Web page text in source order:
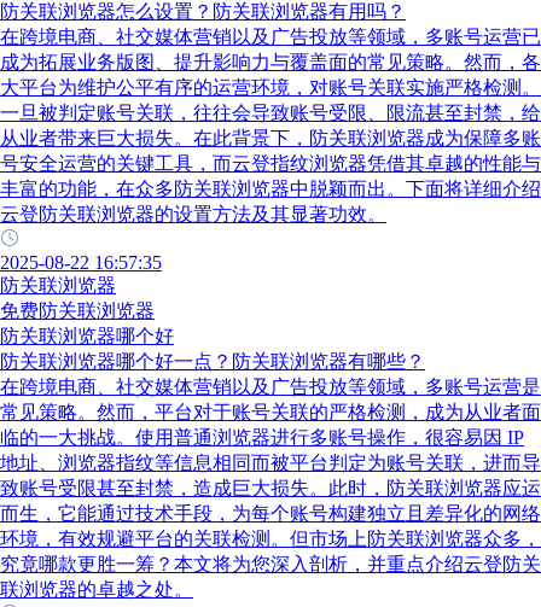
防关联浏览器怎么设置？防关联浏览器有用吗？
在跨境电商、社交媒体营销以及广告投放等领域，多账号运营已
成为拓展业务版图、提升影响力与覆盖面的常见策略。然而，各
大平台为维护公平有序的运营环境，对账号关联实施严格检测。
一旦被判定账号关联，往往会导致账号受限、限流甚至封禁，给
从业者带来巨大损失。在此背景下，防关联浏览器成为保障多账
号安全运营的关键工具，而云登指纹浏览器凭借其卓越的性能与
丰富的功能，在众多防关联浏览器中脱颖而出。下面将详细介绍
云登防关联浏览器的设置方法及其显著功效。
2025-08-22 16:57:35
防关联浏览器
免费防关联浏览器
防关联浏览器哪个好
防关联浏览器哪个好一点？防关联浏览器有哪些？
在跨境电商、社交媒体营销以及广告投放等领域，多账号运营是
常见策略。然而，平台对于账号关联的严格检测，成为从业者面
临的一大挑战。使用普通浏览器进行多账号操作，很容易因 IP
地址、浏览器指纹等信息相同而被平台判定为账号关联，进而导
致账号受限甚至封禁，造成巨大损失。此时，防关联浏览器应运
而生，它能通过技术手段，为每个账号构建独立且差异化的网络
环境，有效规避平台的关联检测。但市场上防关联浏览器众多，
究竟哪款更胜一筹？本文将为您深入剖析，并重点介绍云登防关
联浏览器的卓越之处。